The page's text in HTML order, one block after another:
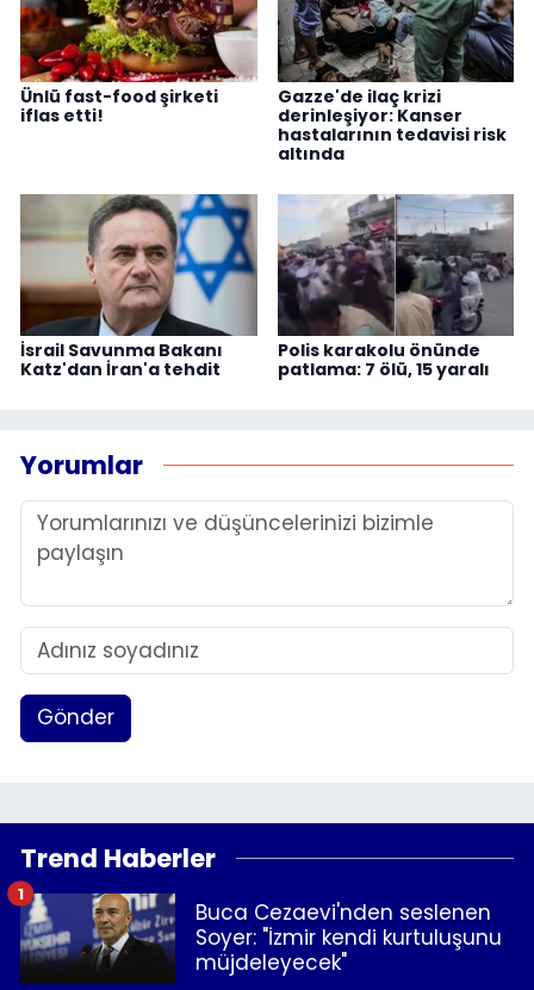
Ünlü fast-food şirketi
iflas etti!
Gazze'de ilaç krizi
derinleşiyor: Kanser
hastalarının tedavisi risk
altında
İsrail Savunma Bakanı
Katz'dan İran'a tehdit
Polis karakolu önünde
patlama: 7 ölü, 15 yaralı
Yorumlar
Gönder
Trend Haberler
Buca Cezaevi'nden seslenen
Soyer: "İzmir kendi kurtuluşunu
müjdeleyecek"
1